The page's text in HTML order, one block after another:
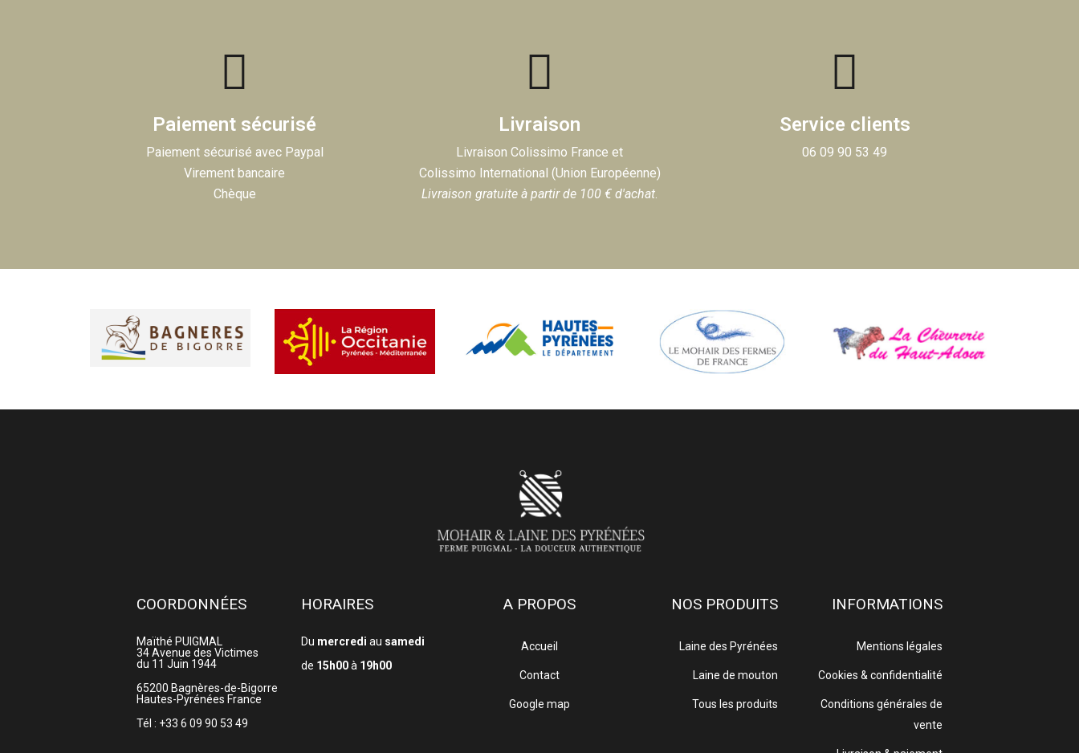
Paiement sécurisé
Paiement sécurisé avec Paypal
Virement bancaire
Chèque
Livraison
Livraison Colissimo France et
Colissimo International (Union Européenne)
Livraison gratuite à partir de 100 € d'achat.
Service clients
06 09 90 53 49
COORDONNÉES
Maïthé PUIGMAL
34 Avenue des Victimes
du 11 Juin 1944
65200 Bagnères-de-Bigorre
Hautes-Pyrénées France
Tél : +33 6 09 90 53 49
HORAIRES
Du mercredi au samedi
de 15h00à 19h00
A PROPOS
Accueil
Contact
Google map
NOS PRODUITS
Laine des Pyrénées
Laine de mouton
Tous les produits
INFORMATIONS
Mentions légales
Cookies & confidentialité
Conditions générales de
vente